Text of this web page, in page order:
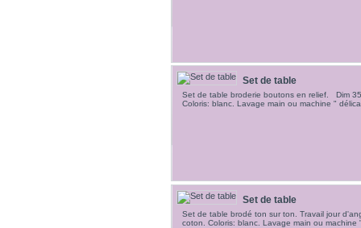
Set de table
Set de table broderie boutons en relief. Dim
Coloris: blanc. Lavage main ou machine "
Set de table
Set de table brodé ton sur ton. Travail jour
coton. Coloris: blanc. Lavage main ou